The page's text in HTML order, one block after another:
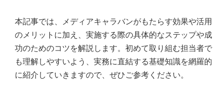
本記事では、メディアキャラバンがもたらす効果や活用
のメリットに加え、実施する際の具体的なステップや成
功のためのコツを解説します。初めて取り組む担当者で
も理解しやすいよう、実務に直結する基礎知識を網羅的
に紹介していきますので、ぜひご参考ください。